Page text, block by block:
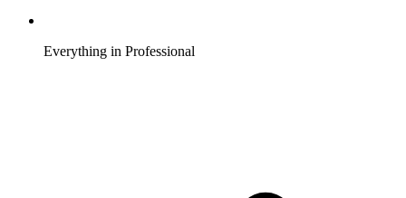
Everything in Professional